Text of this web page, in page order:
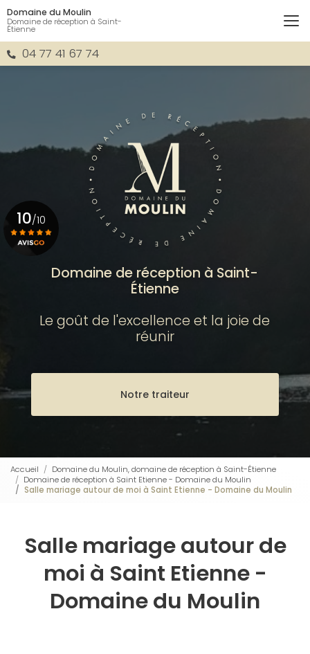
Aller
au
contenu
principal04 77 41 67 74
Domaine du Moulin
Domaine de réception à Saint-
Étienne
Domaine de réception à Saint-
Étienne
Le goût de l'excellence et la joie de
réunir
Notre traiteur
10/10
Accueil
Domaine du Moulin, domaine de réception à Saint-Étienne
Domaine de réception à Saint Etienne - Domaine du Moulin
Salle mariage autour de moi à Saint Etienne - Domaine du Moulin
Salle mariage autour de
moi à Saint Etienne -
Domaine du Moulin